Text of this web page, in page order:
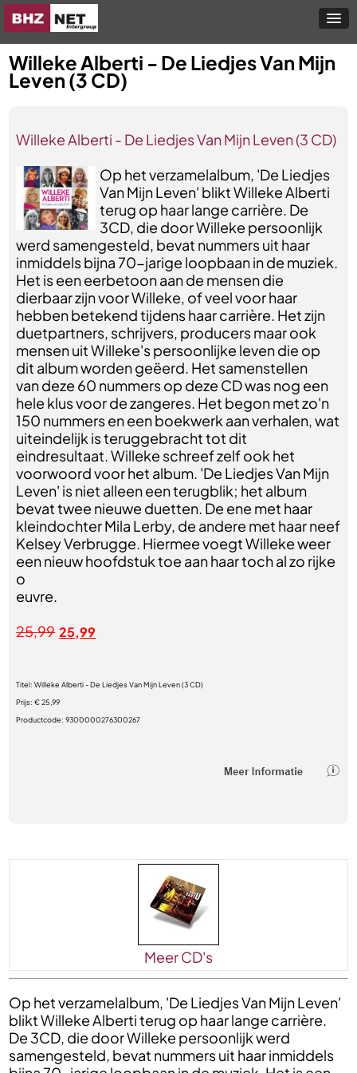
Willeke Alberti - De Liedjes Van Mijn
Leven (3 CD)
Willeke Alberti - De Liedjes Van Mijn Leven (3 CD)
Op het verzamelalbum, 'De Liedjes
Van Mijn Leven' blikt Willeke Alberti
terug op haar lange carrière. De
3CD, die door Willeke persoonlijk
werd samengesteld, bevat nummers uit haar
inmiddels bijna 70-jarige loopbaan in de muziek.
Het is een eerbetoon aan de mensen die
dierbaar zijn voor Willeke, of veel voor haar
hebben betekend tijdens haar carrière. Het zijn
duetpartners, schrijvers, producers maar ook
mensen uit Willeke's persoonlijke leven die op
dit album worden geëerd. Het samenstellen
van deze 60 nummers op deze CD was nog een
hele klus voor de zangeres. Het begon met zo'n
150 nummers en een boekwerk aan verhalen, wat
uiteindelijk is teruggebracht tot dit
eindresultaat. Willeke schreef zelf ook het
voorwoord voor het album. 'De Liedjes Van Mijn
Leven' is niet alleen een terugblik; het album
bevat twee nieuwe duetten. De ene met haar
kleindochter Mila Lerby, de andere met haar neef
Kelsey Verbrugge. Hiermee voegt Willeke weer
een nieuw hoofdstuk toe aan haar toch al zo rijke
o
euvre.
25,99 25,99
Titel:Willeke Alberti - De Liedjes Van Mijn Leven (3 CD)
Prijs:€ 25,99
Productcode:9300000276300267
Meer CD's
Op het verzamelalbum, 'De Liedjes Van Mijn Leven'
blikt Willeke Alberti terug op haar lange carrière.
De 3CD, die door Willeke persoonlijk werd
samengesteld, bevat nummers uit haar inmiddels